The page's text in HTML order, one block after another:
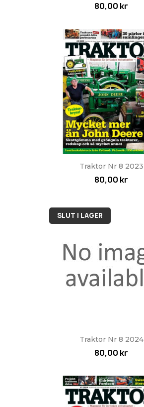
80,00 kr
Traktor Nr 8 2023
80,00 kr
Traktor Nr 8 2024
80,00 kr
SLUT I LAGER